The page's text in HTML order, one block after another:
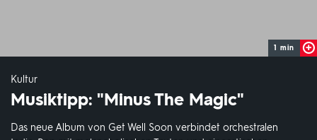
1 min
Kultur
Musiktipp: "Minus The Magic"
Das neue Album von Get Well Soon verbindet orchestralen